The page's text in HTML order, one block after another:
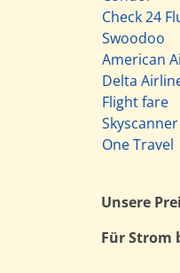
Check 24
Swoodoo
American
Delta
Flight fare
Skyscanner
One Travel
Unsere
Für Strom